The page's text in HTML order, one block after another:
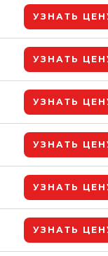
УЗНАТЬ
УЗНАТЬ
УЗНАТЬ
УЗНАТЬ
УЗНАТЬ
УЗНАТЬ